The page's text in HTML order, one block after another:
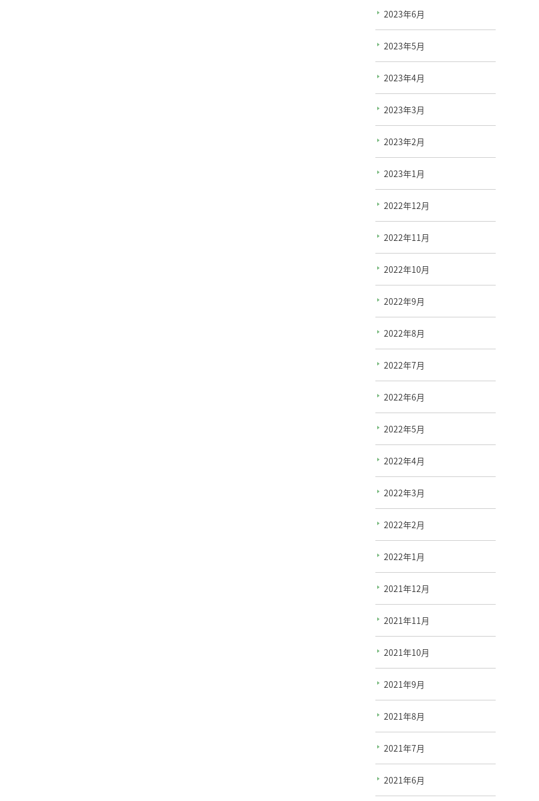
2023年6月
2023年5月
2023年4月
2023年3月
2023年2月
2023年1月
2022年12月
2022年11月
2022年10月
2022年9月
2022年8月
2022年7月
2022年6月
2022年5月
2022年4月
2022年3月
2022年2月
2022年1月
2021年12月
2021年11月
2021年10月
2021年9月
2021年8月
2021年7月
2021年6月